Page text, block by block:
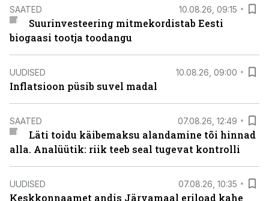
SAATED 10.08.26, 09:15
Suurinvesteering mitmekordistab Eesti
biogaasi tootja toodangu
UUDISED 10.08.26, 09:00
Inflatsioon püsib suvel madal
SAATED 07.08.26, 12:49
Läti toidu käibemaksu alandamine tõi hinnad
alla. Analüütik: riik teeb seal tugevat kontrolli
UUDISED 07.08.26, 10:35
Keskkonnaamet andis Järvamaal eriload kahe